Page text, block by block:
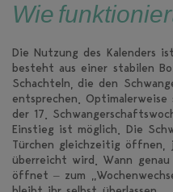
Wie
Die Nutzung des Kalenders
besteht aus einer stabilen
Schachteln, die den
entsprechen.
der 17.
Einstieg ist möglich. Die
Türchen gleichzeitig öffnen,
überreicht wird. Wann
öffnet – zum